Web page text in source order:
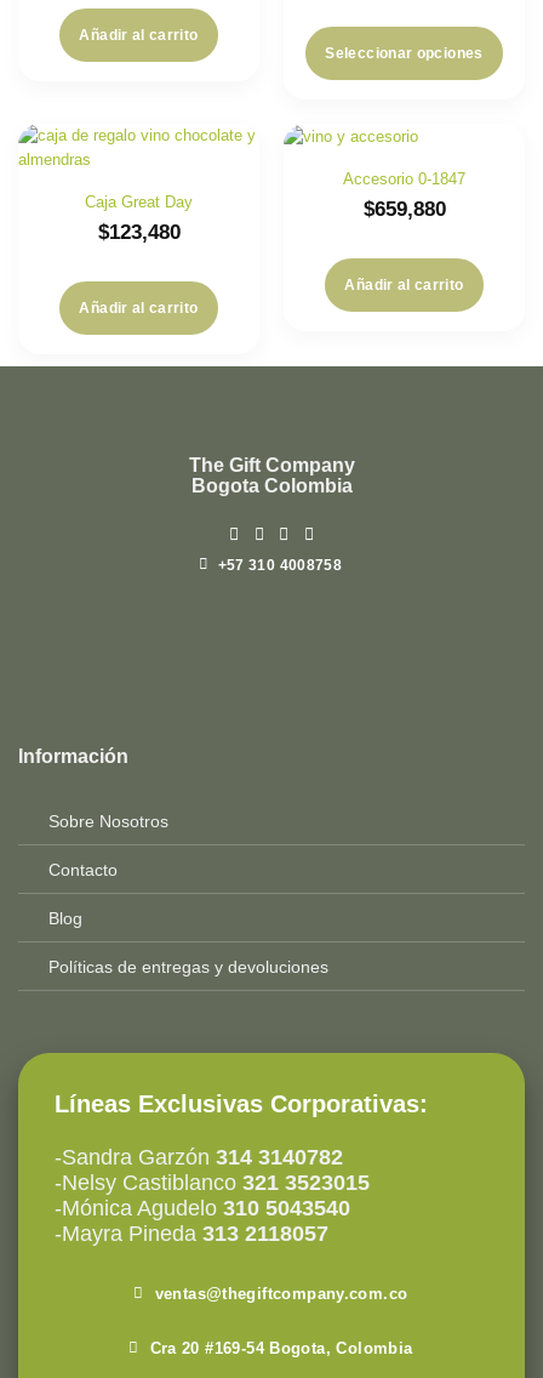
Añadir al carrito
Seleccionar opciones
Caja Great Day
$123,480
Añadir al carrito
Accesorio 0-1847
$659,880
Añadir al carrito
The Gift Company
Bogota Colombia
+57 310 4008758
2025-
Información
Sobre Nosotros
Contacto
Blog
Políticas de entregas y devoluciones
Líneas Exclusivas Corporativas:
-Sandra Garzón 314 3140782
-Nelsy Castiblanco 321 3523015
-Mónica Agudelo 310 5043540
-Mayra Pineda 313 2118057
ventas@thegiftcompany.com.co
Cra 20 #169-54 Bogota, Colombia